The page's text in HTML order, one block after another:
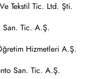
Tekstil Tic. Ltd. Şti.
San. Tic. A.Ş.
Hizmetleri A.Ş.
San. Tic. A.Ş.